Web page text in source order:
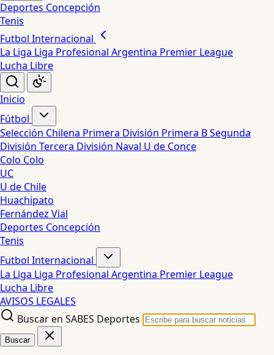
Deportes Concepción
Tenis
Futbol Internacional
La Liga Liga Profesional Argentina Premier League
Lucha Libre
Inicio
Fútbol
Selección Chilena Primera División Primera BSegunda
División Tercera División Naval U de Conce
Colo Colo
UC
U de Chile
Huachipato
Fernández Vial
Deportes Concepción
Tenis
Futbol Internacional
La Liga Liga Profesional Argentina Premier League
Lucha Libre
AVISOS LEGALES
Buscar en SABES Deportes
Buscar